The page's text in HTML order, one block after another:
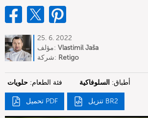
25. 6. 2022
مؤلف: Vlastimil Jaša
شركة: Retigo
فئة الطعام: حلويات أطباق: السلوفاكية
تحميل PDF تنزيل BR2